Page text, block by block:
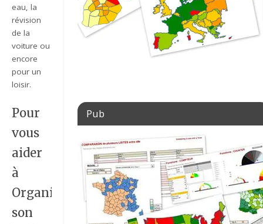
eau, la
révision
de la
voiture ou
encore
pour un
loisir.
Pour
vous
aider
à
Organiser
son
Pub